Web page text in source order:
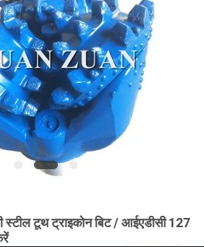
स्टील टूथ ट्राइकोन बिट / आईएडीसी 127